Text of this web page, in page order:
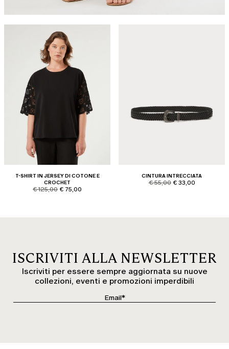
T-SHIRT IN JERSEY DI COTONE E
CROCHET
product.price.original
€ 125,00 product.price.sale
€ 75,00
CINTURA INTRECCIATA
product.price.original
€ 55,00 product.price.sale
€ 33,00
ISCRIVITI ALLA NEWSLETTER
Iscriviti per essere sempre aggiornata su nuove
collezioni, eventi e promozioni imperdibili